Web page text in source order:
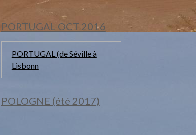
PORTUGAL OCT 2016
PORTUGAL (de Séville à
Lisbonn
POLOGNE (été 2017)